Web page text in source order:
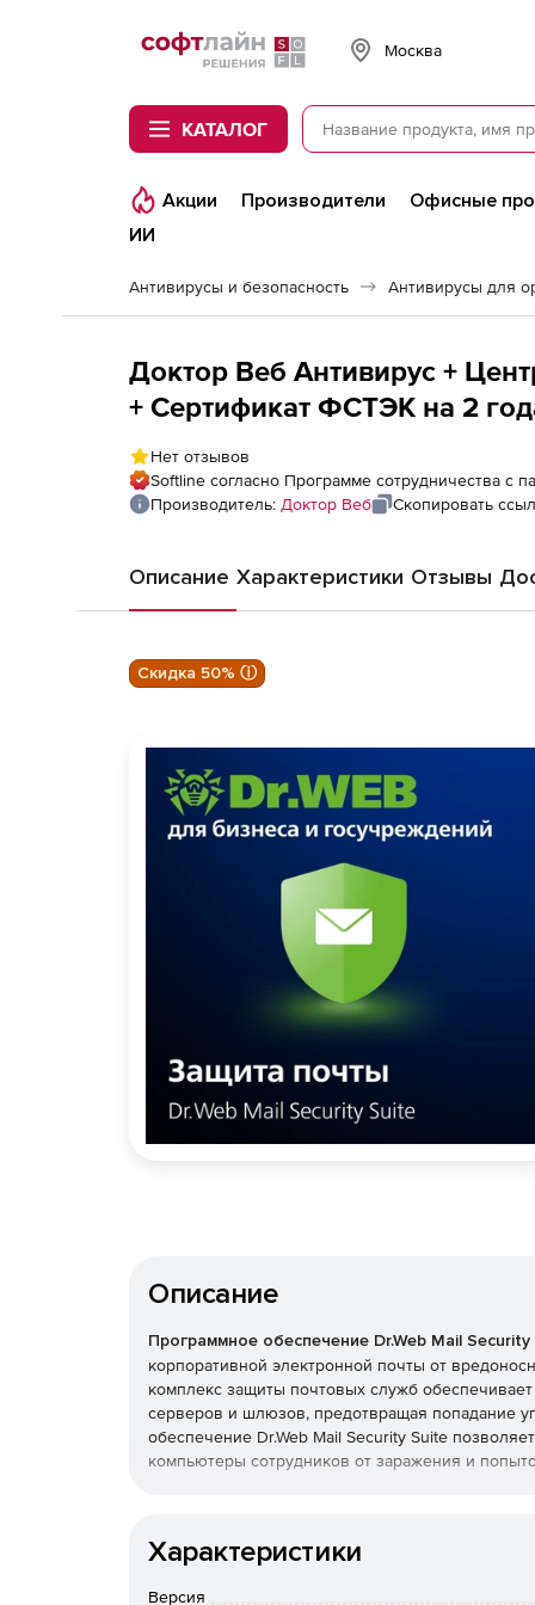
Softline
Москва
КАТАЛОГ
Акции Производители Офисные
ИИ
Антивирусы и безопасность Антивирусы для
Доктор Веб Антивирус +
+ Сертификат ФСТЭК на 2
Нет отзывов
Softline согласно Программе сотрудничества с
Производитель: Доктор Веб Скопировать
Описание Характеристики Отзывы
Скидка 50% ⓘ
Описание
Программное обеспечение Dr.Web Mail
корпоративной электронной почты от
комплекс защиты почтовых служб
серверов и шлюзов, предотвращая попадание
обеспечение Dr.Web Mail Security Suite
компьютеры сотрудников от заражения и
Возможность использования в
продукт полностью отвечает требованиям
Характеристики
Версия